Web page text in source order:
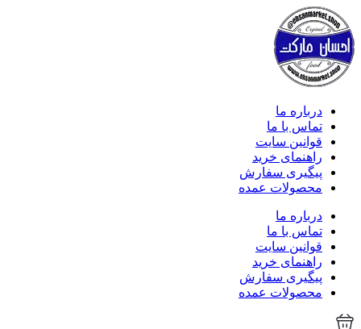
درباره ما
تماس با ما
قوانین سایت
راهنمای خرید
پیگیری سفارش
محصولات عمده
درباره ما
تماس با ما
قوانین سایت
راهنمای خرید
پیگیری سفارش
محصولات عمده